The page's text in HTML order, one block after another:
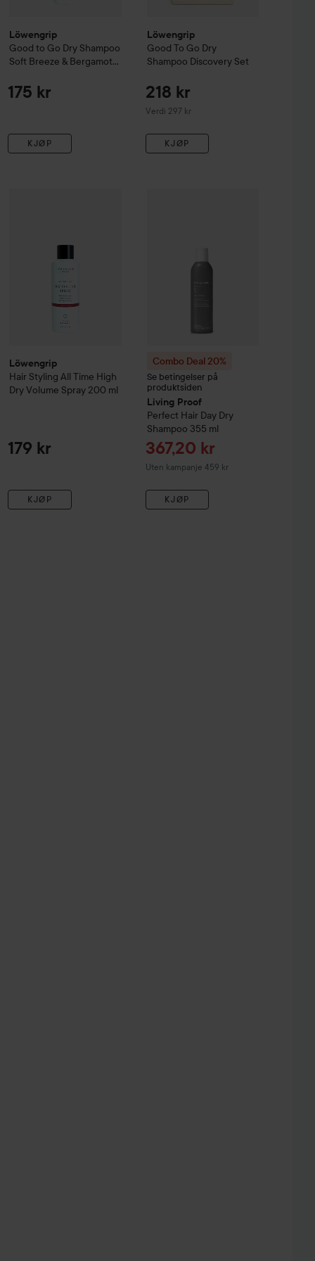
Löwengrip
Good to Go Dry Shampoo
Soft Breeze & Bergamot
175 kr
KJØP
Löwengrip
Good To Go Dry
Shampoo Discovery Set
218 kr
Verdi 297 kr
KJØP
Löwengrip
Hair Styling All Time High
Dry Volume Spray 200 ml
179 kr
KJØP
Combo Deal 20%
Se betingelser på
produktsiden
Living Proof
Perfect Hair Day Dry
Shampoo 355 ml
Tilbudspris
367,20 kr
Uten kampanje 459 kr
KJØP